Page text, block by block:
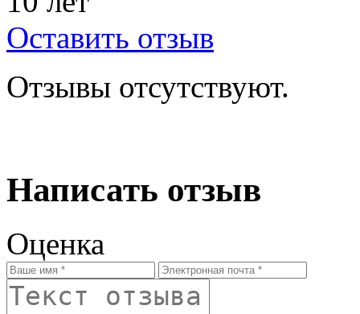
Оставить отзыв
Отзывы отсутствуют.
Написать отзыв
Оценка